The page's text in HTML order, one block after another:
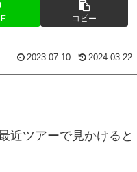
コピー
2023.07.10 2024.03.22
近ツアーで見かけると